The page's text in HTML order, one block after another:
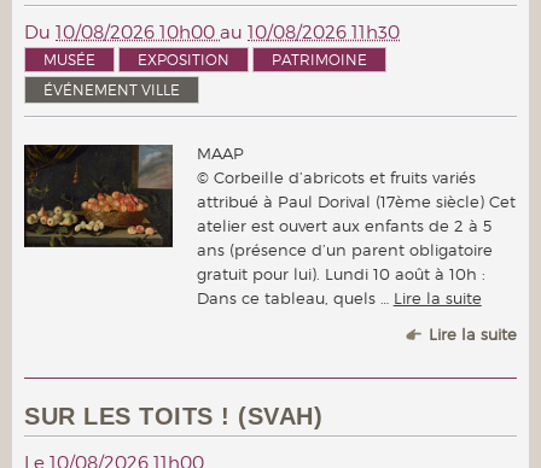
Du 10/08/2026 10h00 au 10/08/2026 11h30
MUSÉE EXPOSITION
PATRIMOINE
ÉVÉNEMENT VILLE
MAAP
© Corbeille d’abricots et fruits variés
attribué à Paul Dorival (17ème siècle) Cet
atelier est ouvert aux enfants de 2 à 5
ans (présence d’un parent obligatoire
gratuit pour lui). Lundi 10 août à 10h :
Dans ce tableau, quels … Lire la suite
Lire la suite
SUR LES TOITS ! (SVAH)
Le 10/08/2026 11h00